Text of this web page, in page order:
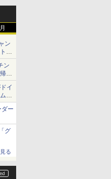
ン
ラ
ン
っ
イ
を
ー
グ
る